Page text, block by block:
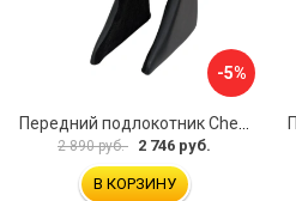
-5%
2 890 руб. 2 746 руб.
В КОРЗИНУ